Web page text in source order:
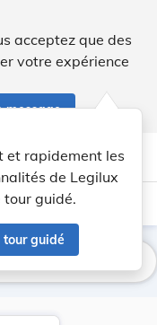
acceptez que des
votre expérience
message
Aide
et rapidement les
de Legilux
tour guidé.
tour guidé
light_mode dark_mode